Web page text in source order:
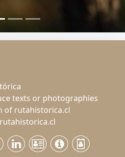
texts or photographies
of rutahistorica.cl